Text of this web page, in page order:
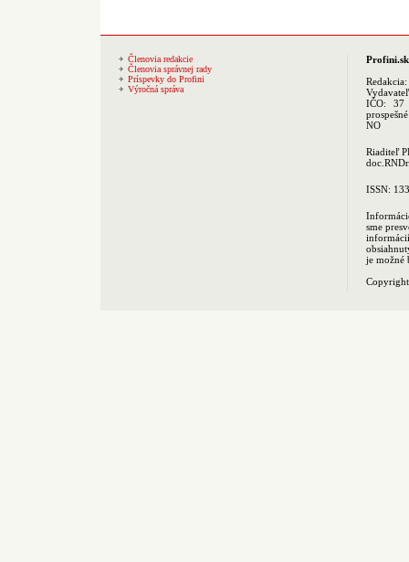
Členovia redakcie
Členovia správnej rady
Príspevky do Profini
Výročná správa
Profini.sk
Redakcia:
IČO: 37
NO
Riaditeľ
ISSN:
sme
je možné